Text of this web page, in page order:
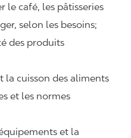
le café, les pâtisseries
selon les besoins;
des produits
la cuisson des aliments
et les normes
et la